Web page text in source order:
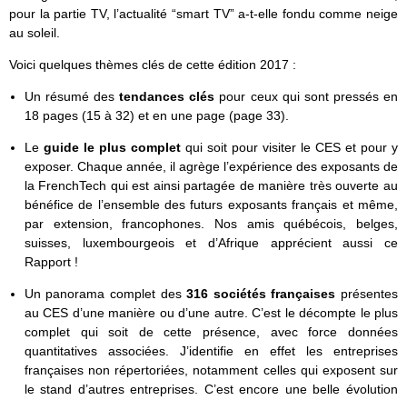
pour la partie TV, l’actualité “smart TV” a-t-elle fondu comme neige
au soleil.
Voici quelques thèmes clés de cette édition 2017 :
Un résumé destendances clés pour ceux qui sont pressés en
18 pages (15 à 32) et en une page (page 33).
Le guide le plus complet qui soit pour visiter le CES et pour y
exposer. Chaque année, il agrège l’expérience des exposants de
la FrenchTech qui est ainsi partagée de manière très ouverte au
bénéfice de l’ensemble des futurs exposants français et même,
par extension, francophones. Nos amis québécois, belges,
suisses, luxembourgeois et d’Afrique apprécient aussi ce
Rapport !
Un panorama complet des316 sociétés françaises présentes
au CES d’une manière ou d’une autre. C’est le décompte le plus
complet qui soit de cette présence, avec force données
quantitatives associées. J’identifie en effet les entreprises
françaises non répertoriées, notamment celles qui exposent sur
le stand d’autres entreprises. C’est encore une belle évolution